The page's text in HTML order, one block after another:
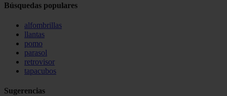
Búsquedas populares
alfombrillas
llantas
pomo
parasol
retrovisor
tapacubos
Sugerencias